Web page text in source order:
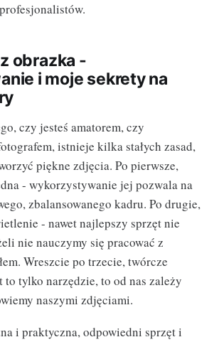
obrazka -
i moje sekrety na
czy jesteś amatorem, czy
istnieje kilka stałych zasad,
piękne zdjęcia. Po pierwsze,
- wykorzystywanie jej pozwala na
zbalansowanego kadru. Po drugie,
- nawet najlepszy sprzęt nie
nie nauczymy się pracować z
Wreszcie po trzecie, twórcze
to tylko narzędzie, to od nas zależy
naszymi zdjęciami.
i praktyczna, odpowiedni sprzęt i